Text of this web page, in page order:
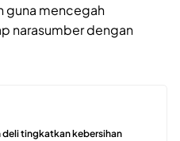
guna mencegah
narasumber dengan
deli tingkatkan kebersihan